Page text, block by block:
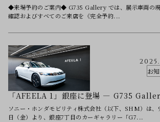
◆来場予約のご案内◆ G735 Gallery では、展示車両の
確認およびすべてのご来店を《完全予約...
お
「AFEELA 1」銀座に登場 ― G735
ソニー・ホンダモビリティ株式会社（以下、SHM）は、
日（金）より、銀座7丁目のカーギャラリー「G7...